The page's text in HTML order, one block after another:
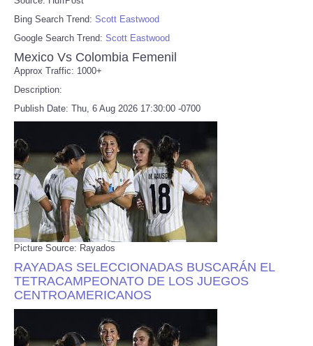
Bing Search Trend: Scott Eastwood
Google Search Trend: Scott Eastwood
Mexico Vs Colombia Femenil
Approx Traffic: 1000+
Description:
Publish Date: Thu, 6 Aug 2026 17:30:00 -0700
Picture Source: Rayados
RAYADAS SELECCIONADAS BUSCARÁN EL
TETRACAMPEONATO DE LOS JUEGOS
CENTROAMERICANOS